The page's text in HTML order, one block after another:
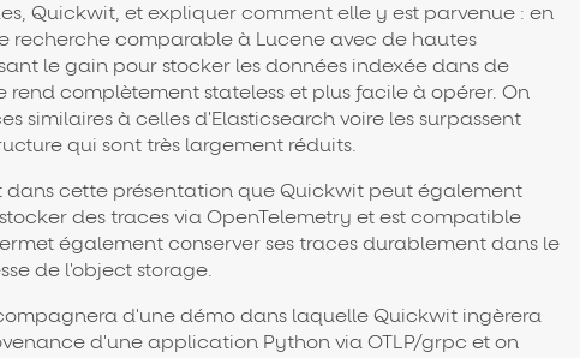
Quickwit, et expliquer comment elle y est parvenue : en
recherche comparable à Lucene avec de hautes
le gain pour stocker les données indexée dans de
rend complètement stateless et plus facile à opérer. On
similaires à celles d'Elasticsearch voire les surpassent
qui sont très largement réduits.
dans cette présentation que Quickwit peut également
des traces via OpenTelemetry et est compatible
également conserver ses traces durablement dans le
de l'object storage.
d'une démo dans laquelle Quickwit ingèrera
d'une application Python via OTLP/grpc et on